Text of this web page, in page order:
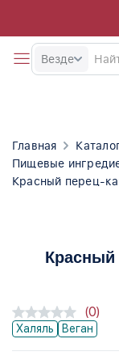
Везде
Главная
Пищевые
Красный перец-
Красный
Халяль Веган
(0)